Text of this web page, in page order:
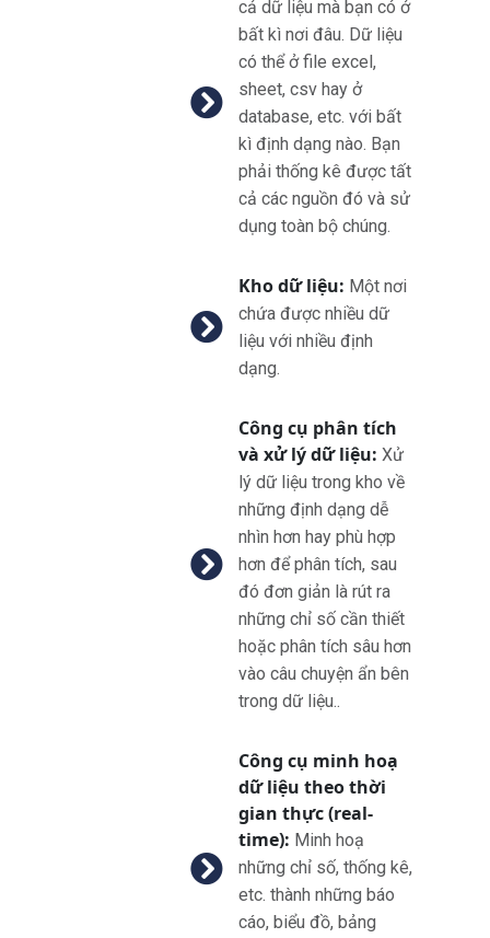
cả dữ liệu mà bạn có ở
bất kì nơi đâu. Dữ liệu
có thể ở file excel,
sheet, csv hay ở
database, etc. với bất
kì định dạng nào. Bạn
phải thống kê được tất
cả các nguồn đó và sử
dụng toàn bộ chúng.
Kho dữ liệu: Một nơi
chứa được nhiều dữ
liệu với nhiều định
dạng.
Công cụ phân tích
và xử lý dữ liệu: Xử
lý dữ liệu trong kho về
những định dạng dễ
nhìn hơn hay phù hợp
hơn để phân tích, sau
đó đơn giản là rút ra
những chỉ số cần thiết
hoặc phân tích sâu hơn
vào câu chuyện ẩn bên
trong dữ liệu..
Công cụ minh hoạ
dữ liệu theo thời
gian thực (real-
time): Minh hoạ
những chỉ số, thống kê,
etc. thành những báo
cáo, biểu đồ, bảng